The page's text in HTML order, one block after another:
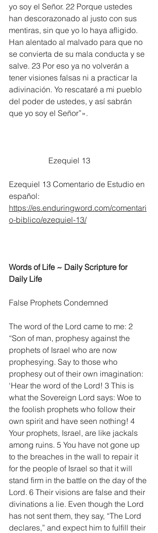
yo soy el Señor. 22 Porque ustedes
han descorazonado al justo con sus
mentiras, sin que yo lo haya afligido.
Han alentado al malvado para que no
se convierta de su mala conducta y se
salve. 23 Por eso ya no volverán a
tener visiones falsas ni a practicar la
adivinación. Yo rescataré a mi pueblo
del poder de ustedes, y así sabrán
que yo soy el Señor”».
		Ezequiel 13
Ezequiel 13 Comentario de Estudio en
español:
https://es.enduringword.com/comentari
o-biblico/ezequiel-13/
Words of Life ~ Daily Scripture for
Daily Life
False Prophets Condemned
The word of the Lord came to me: 2
“Son of man, prophesy against the
prophets of Israel who are now
prophesying. Say to those who
prophesy out of their own imagination:
‘Hear the word of the Lord! 3 This is
what the Sovereign Lord says: Woe to
the foolish prophets who follow their
own spirit and have seen nothing! 4
Your prophets, Israel, are like jackals
among ruins. 5 You have not gone up
to the breaches in the wall to repair it
for the people of Israel so that it will
stand firm in the battle on the day of the
Lord. 6 Their visions are false and their
divinations a lie. Even though the Lord
has not sent them, they say, “The Lord
declares,” and expect him to fulfill their